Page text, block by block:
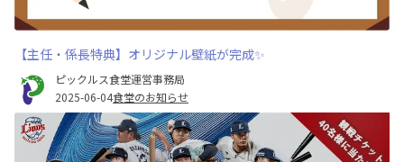
【主任・係長特典】オリジナル壁紙が完成✨
ピックルス食堂運営事務局
2025-06-04食堂のお知らせ